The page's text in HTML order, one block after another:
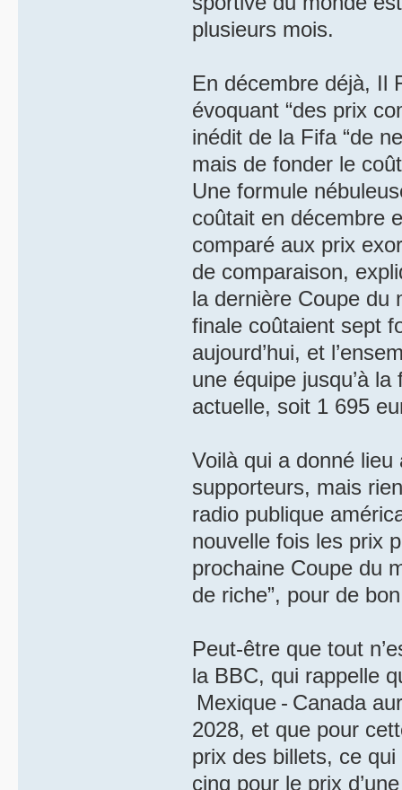
plusieurs mois.
En décembre déjà, Il
évoquant “des prix
inédit de la Fifa “de
mais de fonder le
Une formule
coûtait en décembre
comparé aux prix
de comparaison,
la dernière Coupe du
finale coûtaient sept
aujourd’hui, et
une équipe jusqu’à
actuelle, soit 1 695
Voilà qui a donné lieu
supporteurs, mais
radio publique
nouvelle fois les prix
prochaine Coupe du
de riche”, pour de
Peut-être que tout
la BBC, qui rappelle
Mexique - Canada
2028, et que pour
prix des billets, ce
cinq pour le prix